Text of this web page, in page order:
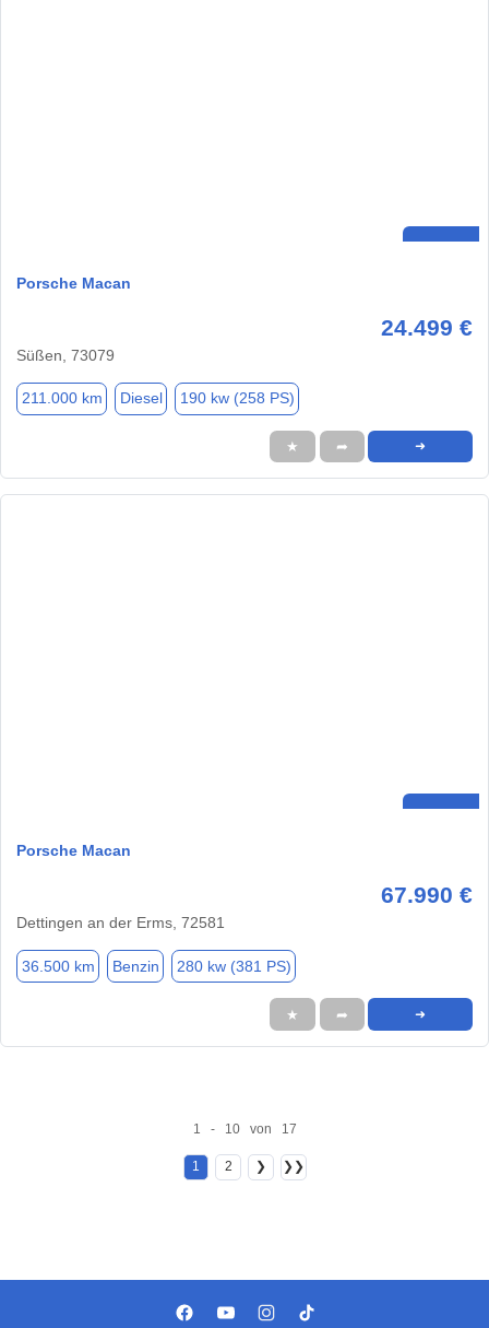
Porsche Macan
24.499 €
Süßen, 73079
211.000 km Diesel 190 kw (258 PS)
★ ➦ ➜
Porsche Macan
67.990 €
Dettingen an der Erms, 72581
36.500 km Benzin 280 kw (381 PS)
★ ➦ ➜
1 - 10 von 17
1 2 ❯ ❯❯